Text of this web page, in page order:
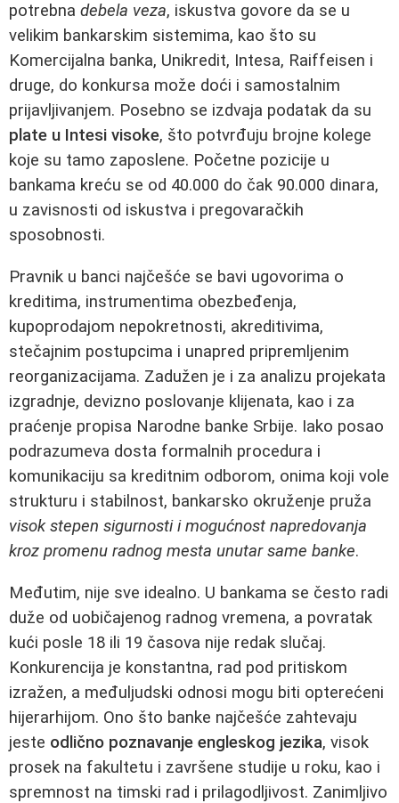
potrebna debela veza, iskustva govore da se u
velikim bankarskim sistemima, kao što su
Komercijalna banka, Unikredit, Intesa, Raiffeisen i
druge, do konkursa može doći i samostalnim
prijavljivanjem. Posebno se izdvaja podatak da su
plate u Intesi visoke, što potvrđuju brojne kolege
koje su tamo zaposlene. Početne pozicije u
bankama kreću se od 40.000 do čak 90.000 dinara,
u zavisnosti od iskustva i pregovaračkih
sposobnosti.
Pravnik u banci najčešće se bavi ugovorima o
kreditima, instrumentima obezbeđenja,
kupoprodajom nepokretnosti, akreditivima,
stečajnim postupcima i unapred pripremljenim
reorganizacijama. Zadužen je i za analizu projekata
izgradnje, devizno poslovanje klijenata, kao i za
praćenje propisa Narodne banke Srbije. Iako posao
podrazumeva dosta formalnih procedura i
komunikaciju sa kreditnim odborom, onima koji vole
strukturu i stabilnost, bankarsko okruženje pruža
visok stepen sigurnosti i mogućnost napredovanja
kroz promenu radnog mesta unutar same banke.
Međutim, nije sve idealno. U bankama se često radi
duže od uobičajenog radnog vremena, a povratak
kući posle 18 ili 19 časova nije redak slučaj.
Konkurencija je konstantna, rad pod pritiskom
izražen, a međuljudski odnosi mogu biti opterećeni
hijerarhijom. Ono što banke najčešće zahtevaju
jeste odlično poznavanje engleskog jezika, visok
prosek na fakultetu i završene studije u roku, kao i
spremnost na timski rad i prilagodljivost. Zanimljivo